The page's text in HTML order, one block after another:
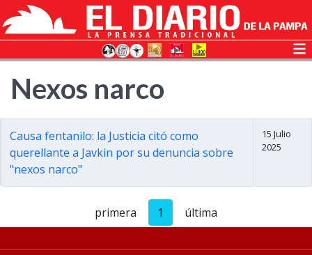
Nexos narco
Causa fentanilo: la Justicia citó como
querellante a Javkin por su denuncia sobre
"nexos narco"
15 Julio
2025
primera 1 última